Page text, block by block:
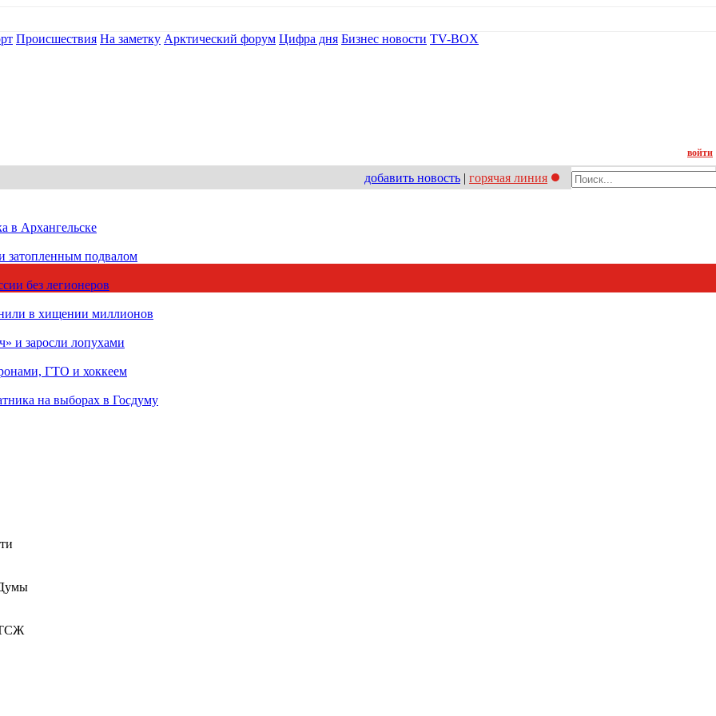
Происшествия На заметку Арктический форум Цифра дня Бизнес новости TV-BOX
войти
добавить новость | горячая линия
в Архангельске
затопленным подвалом
без легионеров
в хищении миллионов
и заросли лопухами
ГТО и хоккеем
на выборах в Госдуму
ТСЖ